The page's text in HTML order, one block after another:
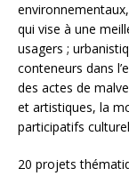
qui vise à une
usagers ;
conteneurs dans
des actes de
et artistiques, la
participatifs
20 projets